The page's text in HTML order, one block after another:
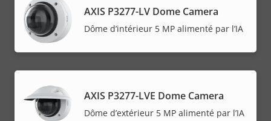
AXIS P3277-LV Dome Camera
Dôme d’intérieur 5 MP alimenté par l’IA
AXIS P3277-LVE Dome Camera
Dôme d’extérieur 5 MP alimenté par l’IA